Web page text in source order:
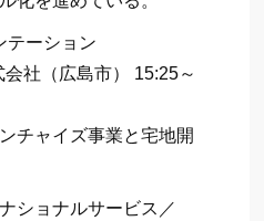
ーション
社（広島市） 15:25～
チャイズ事業と宅地開
ショナルサービス／